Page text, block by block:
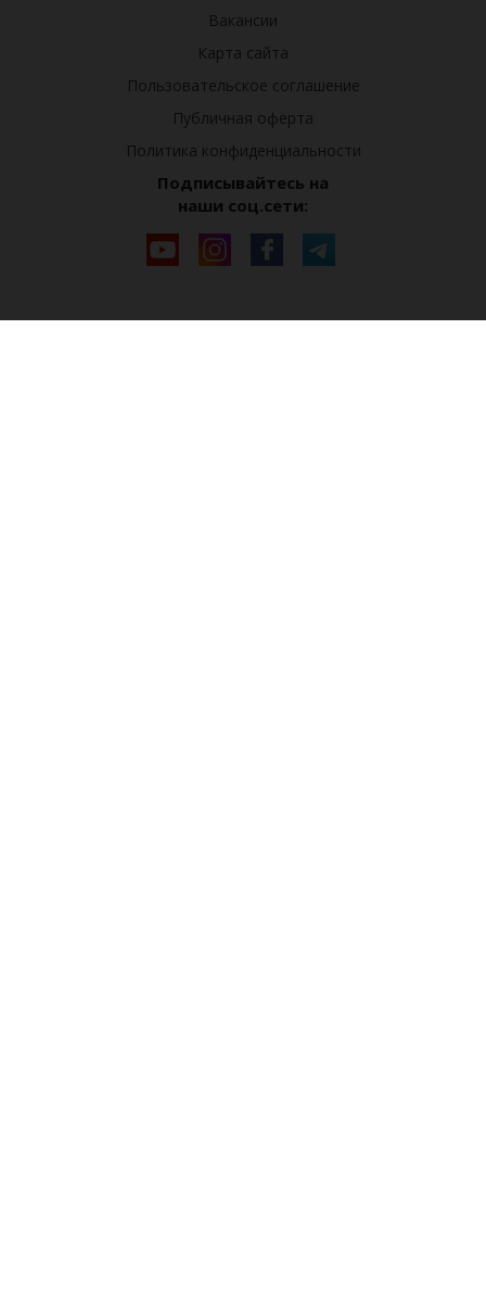
Вакансии
Карта сайта
Пользовательское соглашение
Публичная оферта
Политика конфиденциальности
Подписывайтесь на
наши соц.сети: